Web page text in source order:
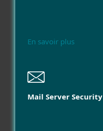
En savoir plus
Mail Server Security